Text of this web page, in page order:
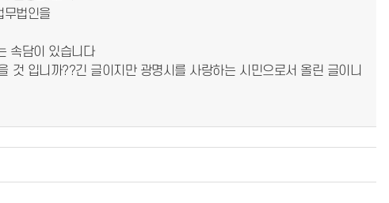
무법인을
속담이 있습니다
것 입니까??긴 글이지만 광명시를 사랑하는 시민으로서 올린 글이니